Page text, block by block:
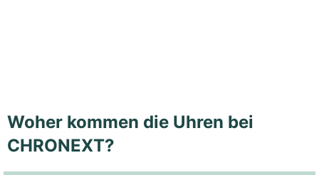
Woher kommen die Uhren bei
CHRONEXT?